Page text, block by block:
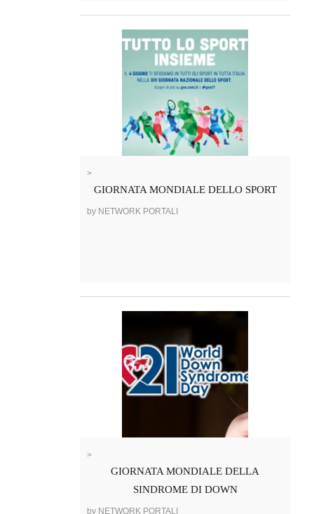
>
GIORNATA MONDIALE DELLO SPORT
by NETWORK PORTALI
>
GIORNATA MONDIALE DELLA
SINDROME DI DOWN
by NETWORK PORTALI